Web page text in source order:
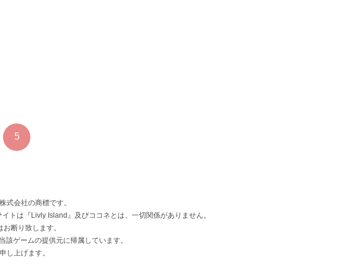
5
式会社の商標です。
トは『Livly Island』及びココネとは、一切関係がありません。
断り致します。
ゲームの提供元に帰属しています。
し上げます。